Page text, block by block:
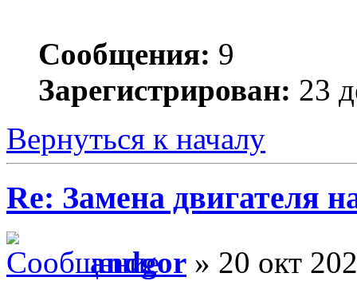
Сообщения: 9
Зарегистрирован: 23
Вернуться к началу
Re: Замена двигателя
andgor » 20 окт